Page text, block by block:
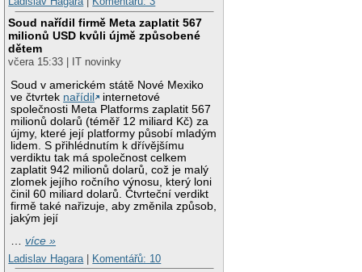
Soud nařídil firmě Meta zaplatit 567
milionů USD kvůli újmě způsobené
dětem
včera 15:33 | IT novinky
Soud v americkém státě Nové Mexiko
ve čtvrtek nařídil
internetové
společnosti Meta Platforms zaplatit 567
milionů dolarů (téměř 12 miliard Kč) za
újmy, které její platformy působí mladým
lidem. S přihlédnutím k dřívějšímu
verdiktu tak má společnost celkem
zaplatit 942 milionů dolarů, což je malý
zlomek jejího ročního výnosu, který loni
činil 60 miliard dolarů. Čtvrteční verdikt
firmě také nařizuje, aby změnila způsob,
jakým její
…více »
Ladislav Hagara
Komentářů: 10